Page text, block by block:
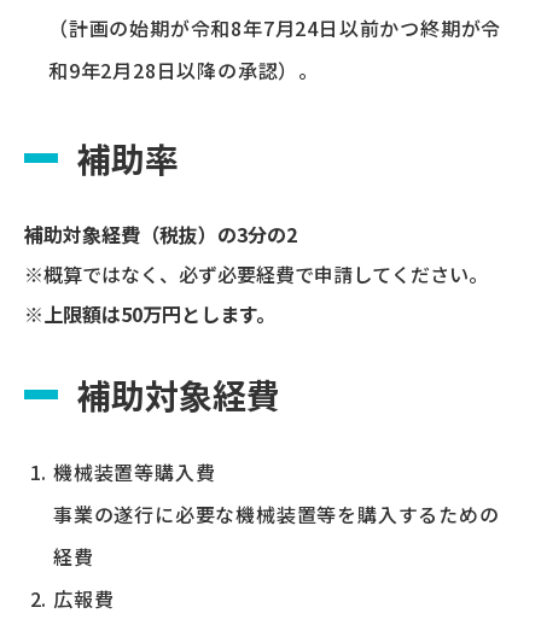
（計画の始期が令和8年7月24日以前かつ終期が令
和9年2月28日以降の承認）。
補助率
補助対象経費（税抜）の3分の2
※概算ではなく、必ず必要経費で申請してください。
※上限額は50万円とします。
補助対象経費
機械装置等購入費
事業の遂行に必要な機械装置等を購入するための
経費
広報費